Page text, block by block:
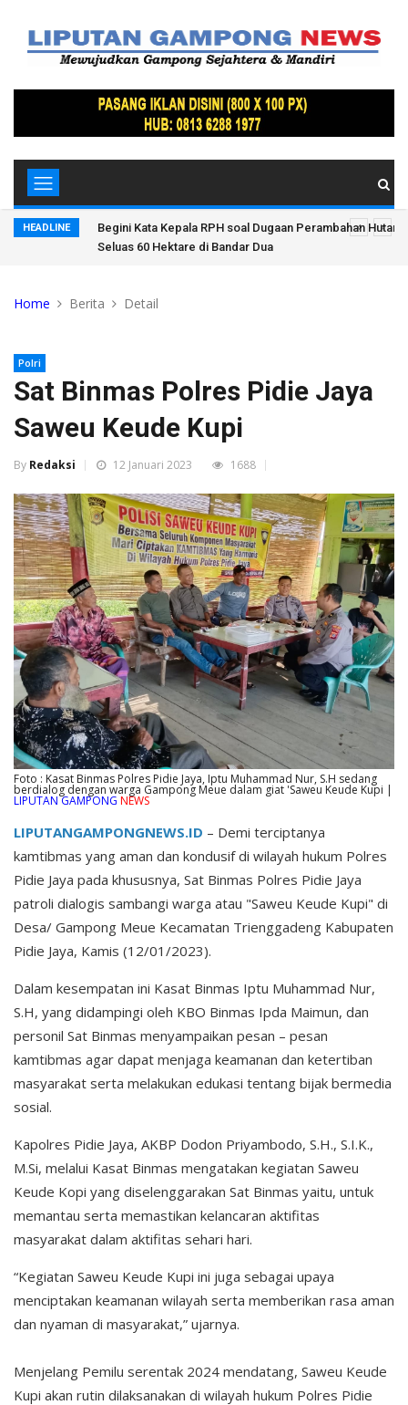
HEADLINE
Siapa Dalang Dibalik Dugaan Alih Fungsi Lahan Kawasan
Dua Pidie Jaya?
Home Berita Detail
Polri
Sat Binmas Polres Pidie Jaya
Saweu Keude Kupi
By Redaksi 12 Januari 2023 1688
Foto : Kasat Binmas Polres Pidie Jaya, Iptu Muhammad Nur, S.H sedang
berdialog dengan warga Gampong Meue dalam giat 'Saweu Keude Kupi |
LIPUTAN GAMPONG NEWS
LIPUTANGAMPONGNEWS.ID – Demi terciptanya
kamtibmas yang aman dan kondusif di wilayah hukum Polres
Pidie Jaya pada khususnya, Sat Binmas Polres Pidie Jaya
patroli dialogis sambangi warga atau "Saweu Keude Kupi" di
Desa/ Gampong Meue Kecamatan Trienggadeng Kabupaten
Pidie Jaya, Kamis (12/01/2023).
Dalam kesempatan ini Kasat Binmas Iptu Muhammad Nur,
S.H, yang didampingi oleh KBO Binmas Ipda Maimun, dan
personil Sat Binmas menyampaikan pesan – pesan
kamtibmas agar dapat menjaga keamanan dan ketertiban
masyarakat serta melakukan edukasi tentang bijak bermedia
sosial.
Kapolres Pidie Jaya, AKBP Dodon Priyambodo, S.H., S.I.K.,
M.Si, melalui Kasat Binmas mengatakan kegiatan Saweu
Keude Kopi yang diselenggarakan Sat Binmas yaitu, untuk
memantau serta memastikan kelancaran aktifitas
masyarakat dalam aktifitas sehari hari.
“Kegiatan Saweu Keude Kupi ini juga sebagai upaya
menciptakan keamanan wilayah serta memberikan rasa aman
dan nyaman di masyarakat,” ujarnya.
Menjelang Pemilu serentak 2024 mendatang, Saweu Keude
Kupi akan rutin dilaksanakan di wilayah hukum Polres Pidie